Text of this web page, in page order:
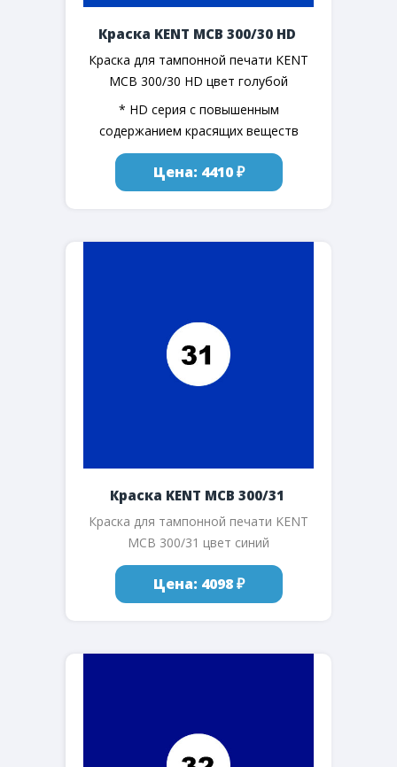
Краска KENT MCB 300/30 HD
Краска для тампонной печати KENT
MCB 300/30 HD цвет голубой
* HD серия с повышенным
содержанием красящих веществ
Цена: 4410 ₽
Краска KENT MCB 300/31
Краска для тампонной печати KENT
MCB 300/31 цвет синий
Цена: 4098 ₽